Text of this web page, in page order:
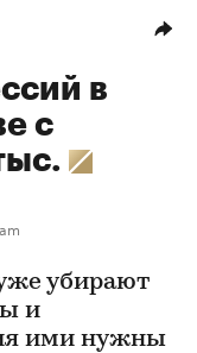
в
с
убирают
и
ими нужны